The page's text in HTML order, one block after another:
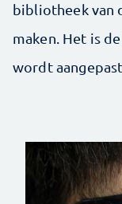
bibliotheek van
maken. Het is
wordt